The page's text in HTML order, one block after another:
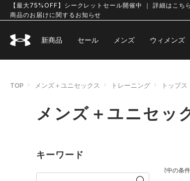
【最大75%OFF】シークレットセール開催中 ｜ 詳細はこちら
商品のお届けに関するお知らせ
新商品 セール メンズ ウィメンズ
TOP メンズ＋ユニセックス トレーニング トップス
メンズ＋ユニセッ
キーワード
選択中の条件